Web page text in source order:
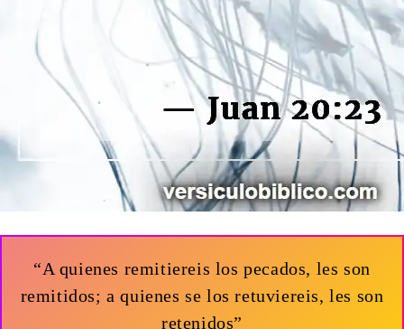
“A quienes remitiereis los pecados, les son
remitidos; a quienes se los retuviereis, les son
retenidos”